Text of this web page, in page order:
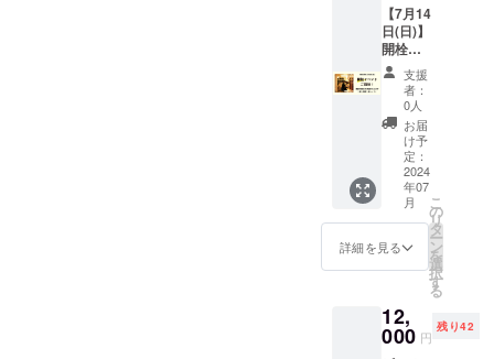
14時
~18時予
定 ・場
所：東
京都中
央区日
本橋本
町3-11-
COMMI
SSARY
NIHON
BASHI
・支援
費は各
自でご
【7月14
日(日)】
開栓イ
ベント
ご招
待！
（当日
ビール
飲み放
題）+オ
リジナ
ルス
テッ
カー&御
礼メー
2024年
7月14日
(日)
支援
者：
0人
お届
け予
定：
2024
年07
月
詳細を見る
こ
の
リ
タ
ー
ン
を
選
択
す
る
12,
000 円
残り42